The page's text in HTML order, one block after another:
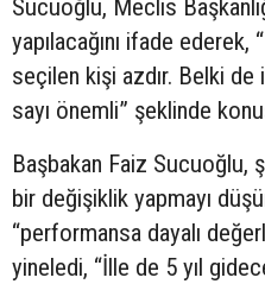
Sucuoğlu, Meclis
yapılacağını ifade
seçilen kişi azdır. Belki
sayı önemli” şeklinde
Başbakan Faiz Sucuoğlu,
bir değişiklik yapmayı
“performansa dayalı
yineledi, “İlle de 5 yıl